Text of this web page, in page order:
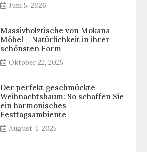
Juni 5, 2026
Massivholztische von Mokana
Möbel – Natürlichkeit in ihrer
schönsten Form
Oktober 22, 2025
Der perfekt geschmückte
Weihnachtsbaum: So schaffen Sie
ein harmonisches
Festtagsambiente
August 4, 2025